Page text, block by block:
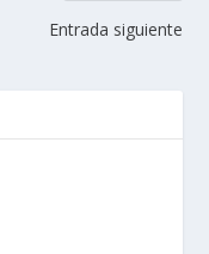
Entrada siguiente